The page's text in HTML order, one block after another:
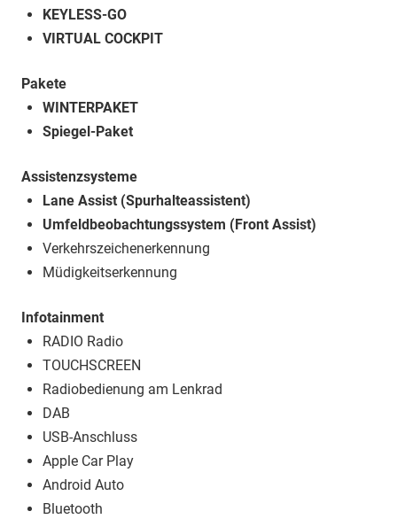
KEYLESS-GO
VIRTUAL COCKPIT
Pakete
WINTERPAKET
Spiegel-Paket
Assistenzsysteme
Lane Assist (Spurhalteassistent)
Umfeldbeobachtungssystem (Front Assist)
Verkehrszeichenerkennung
Müdigkeitserkennung
Infotainment
RADIO Radio
TOUCHSCREEN
Radiobedienung am Lenkrad
DAB
USB-Anschluss
Apple Car Play
Android Auto
Bluetooth